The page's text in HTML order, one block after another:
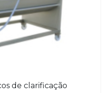
de clarificação